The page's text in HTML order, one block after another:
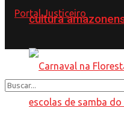
cultura